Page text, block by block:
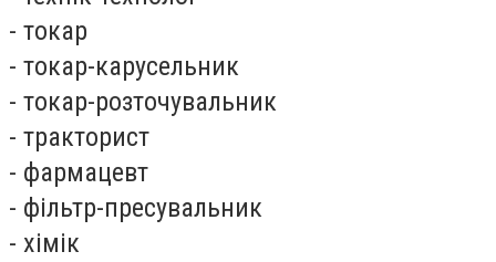
- токар
- токар-карусельник
- токар-розточувальник
- тракторист
- фармацевт
- фільтр-пресувальник
- хімік